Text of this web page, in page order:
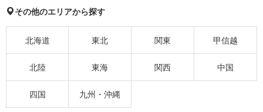
その他のエリアから探す
北海道 東北 関東 甲信越
北陸 東海 関西 中国
四国 九州・沖縄